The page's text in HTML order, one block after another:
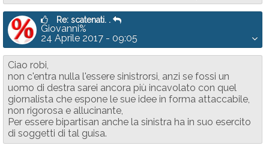
Re: scatenati. .
Giovanni%
24 Aprile 2017 - 09:05
Ciao robi,
non c'entra nulla l'essere sinistrorsi, anzi se fossi un
uomo di destra sarei ancora più incavolato con quel
giornalista che espone le sue idee in forma attaccabile,
non rigorosa e allucinante,
Per essere bipartisan anche la sinistra ha in suo esercito
di soggetti di tal guisa.